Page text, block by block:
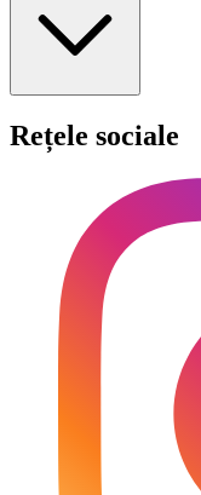
Rețele sociale